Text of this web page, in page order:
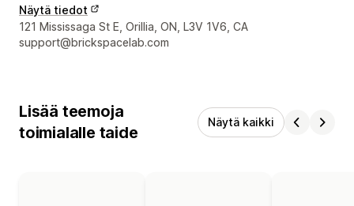
Näytä tiedot
Suunnittelijan yhteystiedot
121 Mississaga St E, Orillia, ON, L3V 1V6, CA
support@brickspacelab.com
Lisää teemoja
toimialalle taide
Näytä kaikki